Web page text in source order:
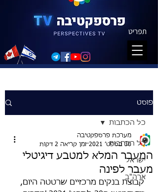
תפריט
פוסט
כל הכתבות
ישראל
ארה"ב
כל הכתבות
המעבר המלא למטבע דיגיטלי
מעבר לפינה
מערכת פרספקטיבה
30 בספט׳ 2021
זמן קריאה 2 דקות
קבוצת בנקים מרכזיים שרטטה היום,